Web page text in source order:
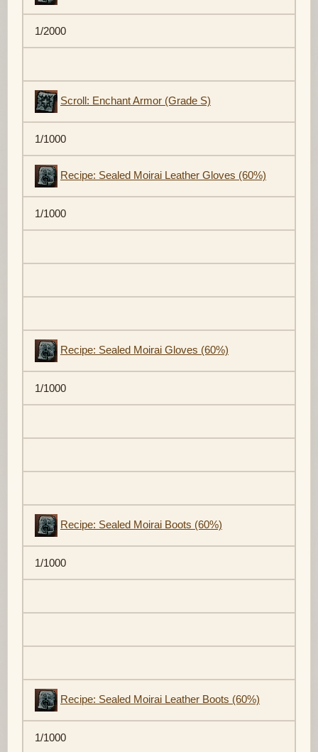
1/2000
Scroll: Enchant Armor (Grade S)
1/1000
Recipe: Sealed Moirai Leather Gloves (60%)
1/1000
Recipe: Sealed Moirai Gloves (60%)
1/1000
Recipe: Sealed Moirai Boots (60%)
1/1000
Recipe: Sealed Moirai Leather Boots (60%)
1/1000